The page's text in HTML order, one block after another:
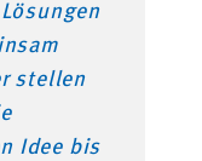
stellen
Idee bis